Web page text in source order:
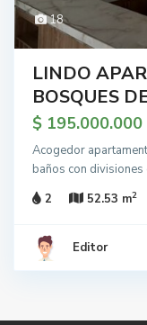
18
LINDO
BOSQUES
$ 195.000.000
Acogedor
baños con divisiones
2
52.53 m2
Editor